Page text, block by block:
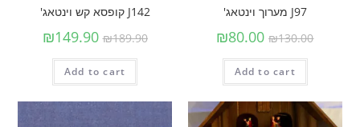
J97 מערוך וינטאג'
₪130.00
₪80.00
Add to cart
J142 קופסא קש וינטאג'
₪189.90
₪149.90
Add to cart